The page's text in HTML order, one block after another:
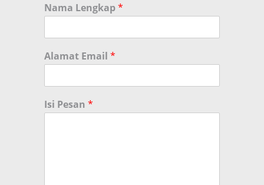
Nama Lengkap*
Alamat Email *
Isi Pesan *